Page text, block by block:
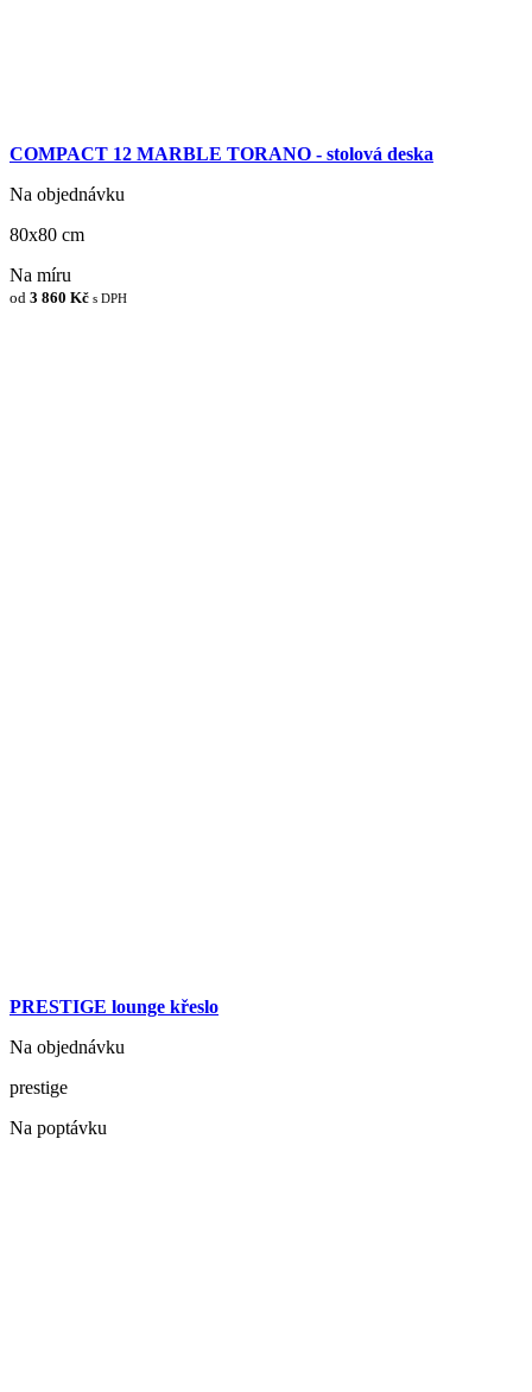
COMPACT 12 MARBLE TORANO - stolová deska
Na objednávku
80x80 cm
Na míru
od 3 860 Kč s DPH
PRESTIGE lounge křeslo
Na objednávku
prestige
Na poptávku